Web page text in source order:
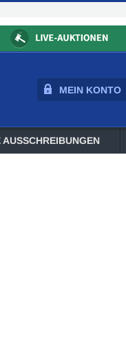
MEIN KONTO
AUSSCHREIBUNGEN